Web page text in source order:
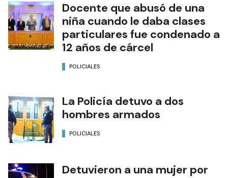
Docente que abusó de una
niña cuando le daba clases
particulares fue condenado a
12 años de cárcel
POLICIALES
La Policía detuvo a dos
hombres armados
POLICIALES
Detuvieron a una mujer por